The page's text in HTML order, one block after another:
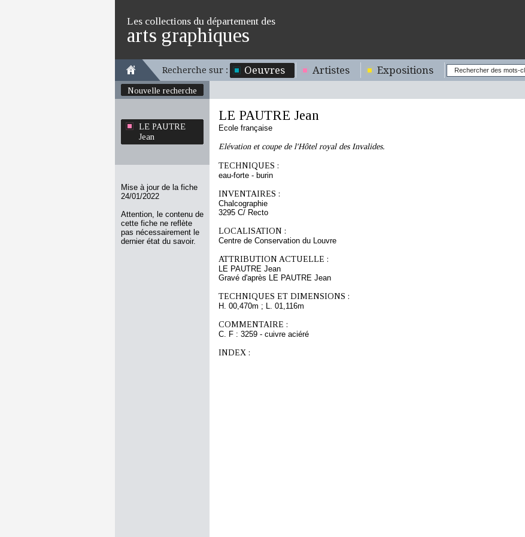
Les collections du département des
arts graphiques
Recherche sur : Oeuvres Artistes Expositions
Nouvelle recherche
LE PAUTRE
Jean
Mise à jour de la fiche
24/01/2022
Attention, le contenu de
cette fiche ne reflète
pas nécessairement le
dernier état du savoir.
LE PAUTRE Jean
Ecole française
Elévation et coupe de l'Hôtel royal des Invalides.
TECHNIQUES :
eau-forte - burin
INVENTAIRES :
Chalcographie
3295 C/ Recto
LOCALISATION :
Centre de Conservation du Louvre
ATTRIBUTION ACTUELLE :
LE PAUTRE Jean
Gravé d'après LE PAUTRE Jean
TECHNIQUES ET DIMENSIONS :
H. 00,470m ; L. 01,116m
COMMENTAIRE :
C. F : 3259 - cuivre aciéré
INDEX :